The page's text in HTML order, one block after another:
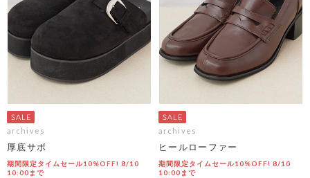
archives
厚底サボ
期間限定タイムセール10%OFF! 8/10
10:00まで
archives
ヒールローファー
期間限定タイムセール10%OFF! 8/10
10:00まで